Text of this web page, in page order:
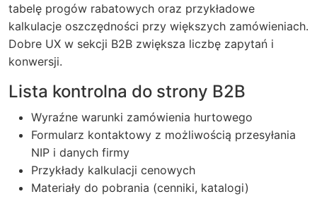
tabelę progów rabatowych oraz przykładowe
kalkulacje oszczędności przy większych zamówieniach.
Dobre UX w sekcji B2B zwiększa liczbę zapytań i
konwersji.
Lista kontrolna do strony B2B
Wyraźne warunki zamówienia hurtowego
Formularz kontaktowy z możliwością przesyłania
NIP i danych firmy
Przykłady kalkulacji cenowych
Materiały do pobrania (cenniki, katalogi)